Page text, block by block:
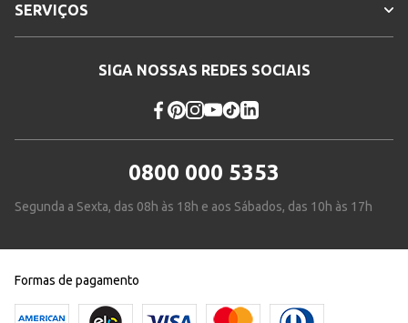
SERVIÇOS
SIGA NOSSAS REDES SOCIAIS
0800 000 5353
Segunda a Sexta, das 08h às 18h e aos Sábados, das 10h às 17h
Formas de pagamento